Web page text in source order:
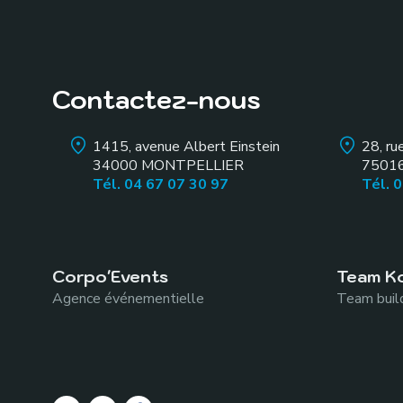
Contactez-nous
1415, avenue Albert Einstein
34000 MONTPELLIER
Tél. 04 67 07 30 97
28,
Tél.
Corpo'Events
Agence événementielle
Team
Team